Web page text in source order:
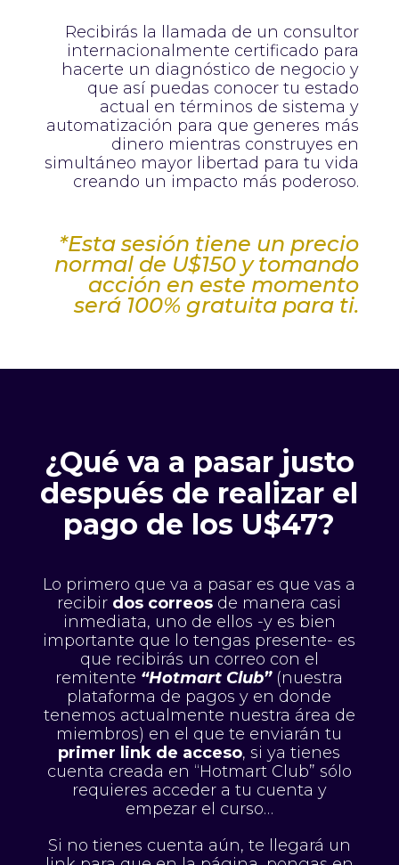
Recibirás la llamada de un consultor
internacionalmente certificado para
hacerte un diagnóstico de negocio y
que así puedas conocer tu estado
actual en términos de sistema y
automatización para que generes más
dinero mientras construyes en
simultáneo mayor libertad para tu vida
creando un impacto más poderoso.
*Esta sesión tiene un precio
normal de U$150 y tomando
acción en este momento
será 100% gratuita para ti.
¿Qué va a pasar justo
después de realizar el
pago de los U$47?
Lo primero que va a pasar es que vas a
recibir dos correos de manera casi
inmediata, uno de ellos -y es bien
importante que lo tengas presente- es
que recibirás un correo con el
remitente “Hotmart Club”(nuestra
plataforma de pagos y en donde
tenemos actualmente nuestra área de
miembros) en el que te enviarán tu
primer link de acceso, si ya tienes
cuenta creada en “Hotmart Club” sólo
requieres acceder a tu cuenta y
empezar el curso…
Si no tienes cuenta aún, te llegará un